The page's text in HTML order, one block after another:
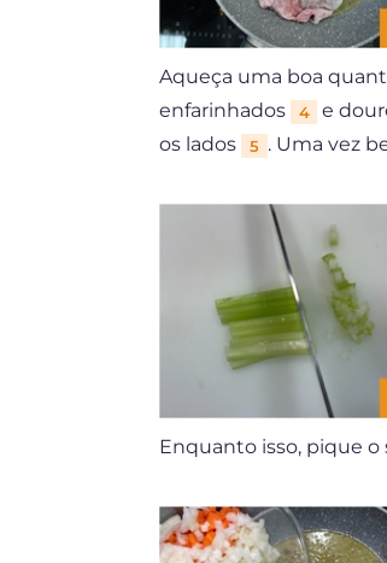
Aqueça uma boa
enfarinhados
4
e
os lados
5 . Uma vez
Enquanto isso, pique o